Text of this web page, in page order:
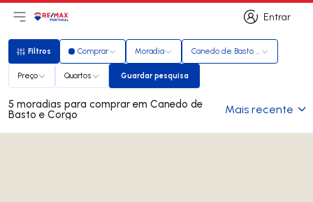
Entrar
Entrar
Abri menu principal
LogoIr para página inicial
Filtros
Filtros Comprar Moradia Canedo de Basto e Corgo
Preço Quartos Guardar pesquisa
Guardar pesquisa
5 moradias para comprar em Canedo de
Basto e Corgo Mais recente